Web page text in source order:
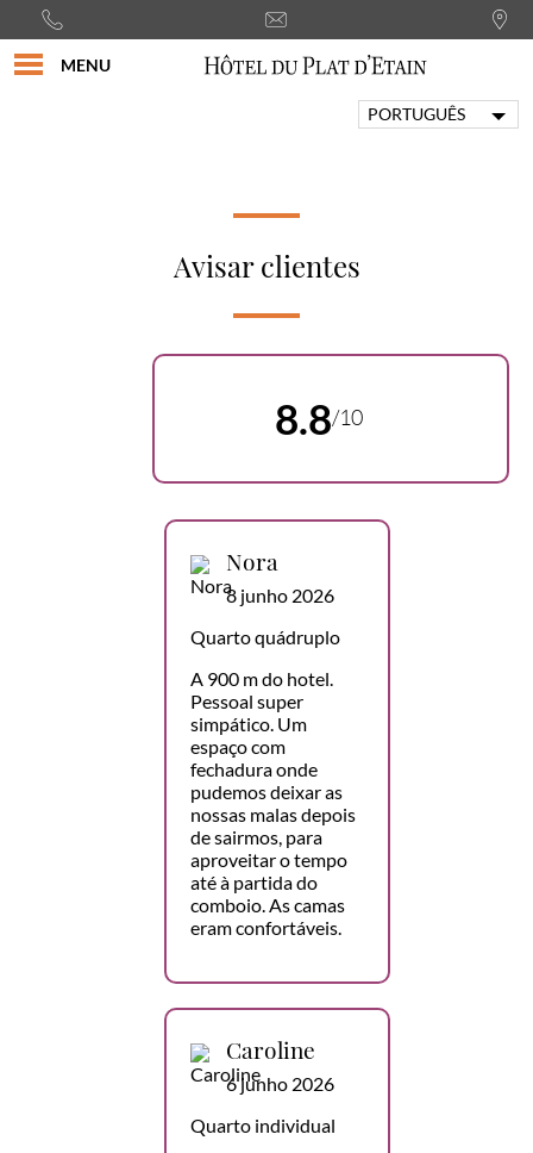
MENU
PORTUGUÊS
Avisar clientes
8.8/10
Nora
8 junho 2026
Quarto quádruplo
A 900 m do hotel.
Pessoal super
simpático. Um
espaço com
fechadura onde
pudemos deixar as
nossas malas depois
de sairmos, para
aproveitar o tempo
até à partida do
comboio. As camas
eram confortáveis.
Caroline
6 junho 2026
Quarto individual